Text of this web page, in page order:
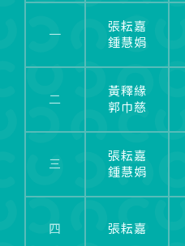
一
二
三
四
張耘嘉
鍾慧娟
黃釋緣
郭巾慈
張耘嘉
鍾慧娟
張耘嘉